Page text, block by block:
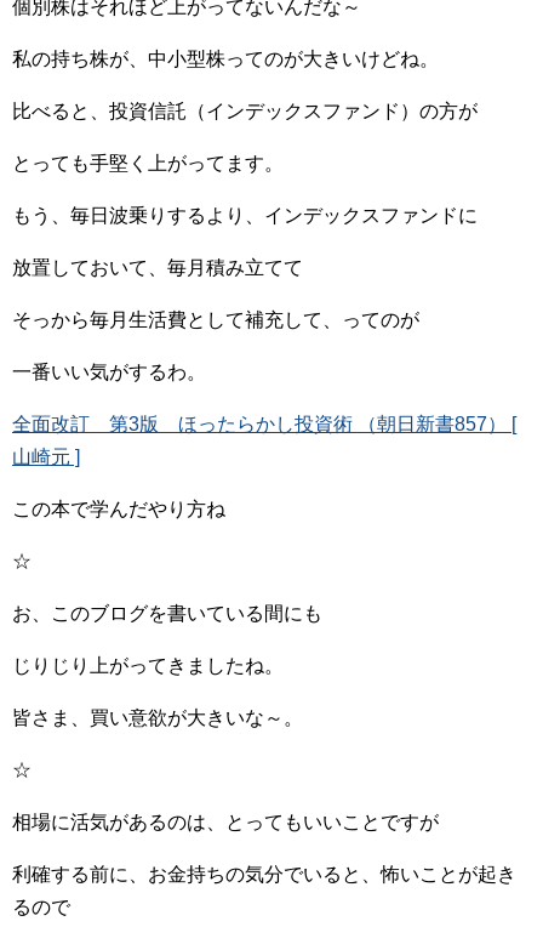
個別株はそれほど上がってないんだな～
私の持ち株が、中小型株ってのが大きいけどね。
比べると、投資信託（インデックスファンド）の方が
とっても手堅く上がってます。
もう、毎日波乗りするより、インデックスファンドに
放置しておいて、毎月積み立てて
そっから毎月生活費として補充して、ってのが
一番いい気がするわ。
全面改訂 第3版 ほったらかし投資術 （朝日新書857） [
山崎元 ]
この本で学んだやり方ね
☆
お、このブログを書いている間にも
じりじり上がってきましたね。
皆さま、買い意欲が大きいな～。
☆
相場に活気があるのは、とってもいいことですが
利確する前に、お金持ちの気分でいると、怖いことが起き
るので